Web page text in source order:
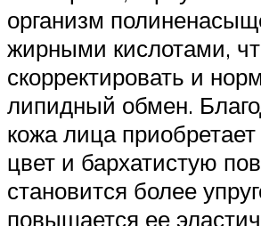
организм
жирными кислотами,
скорректировать и
липидный обмен.
кожа лица
цвет и бархатистую
становится более
повышается ее